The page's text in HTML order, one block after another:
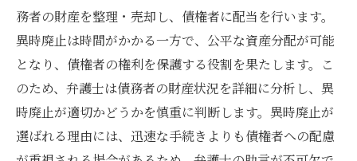
法律的トラブルを未然に防ぐための弁護士
の知識
弁護士を活用した手続きの効率的な進行
手続きの各ステップでの弁護士のアドバイ
ス
安心して手続きを任せられる弁護士の選び
務者の財産を整理・売却し、債権者に配当を行います。
異時廃止は時間がかかる一方で、公平な資産分配が可能
となり、債権者の権利を保護する役割を果たします。こ
のため、弁護士は債務者の財産状況を詳細に分析し、異
時廃止が適切かどうかを慎重に判断します。異時廃止が
選ばれる理由には、迅速な手続きよりも債権者への配慮